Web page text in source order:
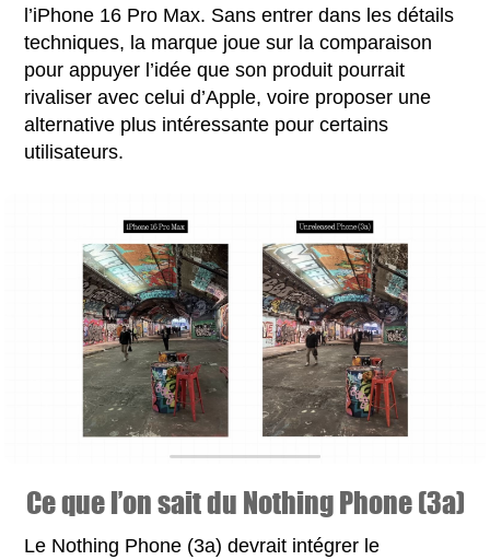
l’iPhone 16 Pro Max. Sans entrer dans les détails
techniques, la marque joue sur la comparaison
pour appuyer l’idée que son produit pourrait
rivaliser avec celui d’Apple, voire proposer une
alternative plus intéressante pour certains
utilisateurs.
Ce que l’on sait du Nothing Phone (3a)
Le Nothing Phone (3a) devrait intégrer le